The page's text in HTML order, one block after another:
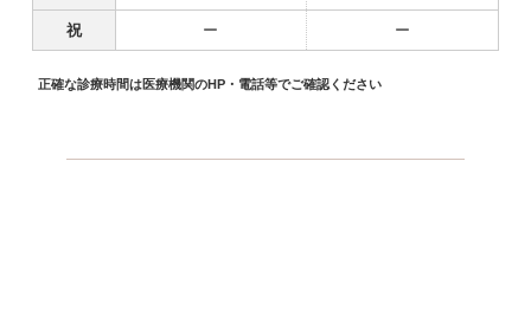
祝 ー ー
正確な診療時間は医療機関のHP・電話等でご確認ください